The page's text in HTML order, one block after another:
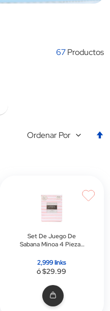
67Productos
Ordenar Por
Set De Juego De
Sabana Minoa 4 Piezas
2,999 links
ó $29.99